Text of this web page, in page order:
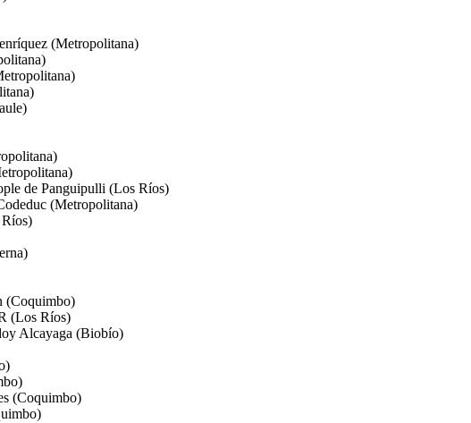
(Metropolitana)
de Panguipulli (Los Ríos)
(Metropolitana)
(Coquimbo)
(Los Ríos)
Alcayaga (Biobío)
(Coquimbo)